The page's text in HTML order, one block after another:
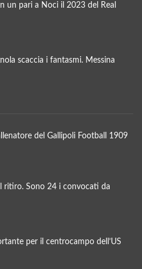
un pari a Noci il 2023 del Real
scaccia i fantasmi. Messina
del Gallipoli Football 1909
ritiro. Sono 24 i convocati da
per il centrocampo dell’US